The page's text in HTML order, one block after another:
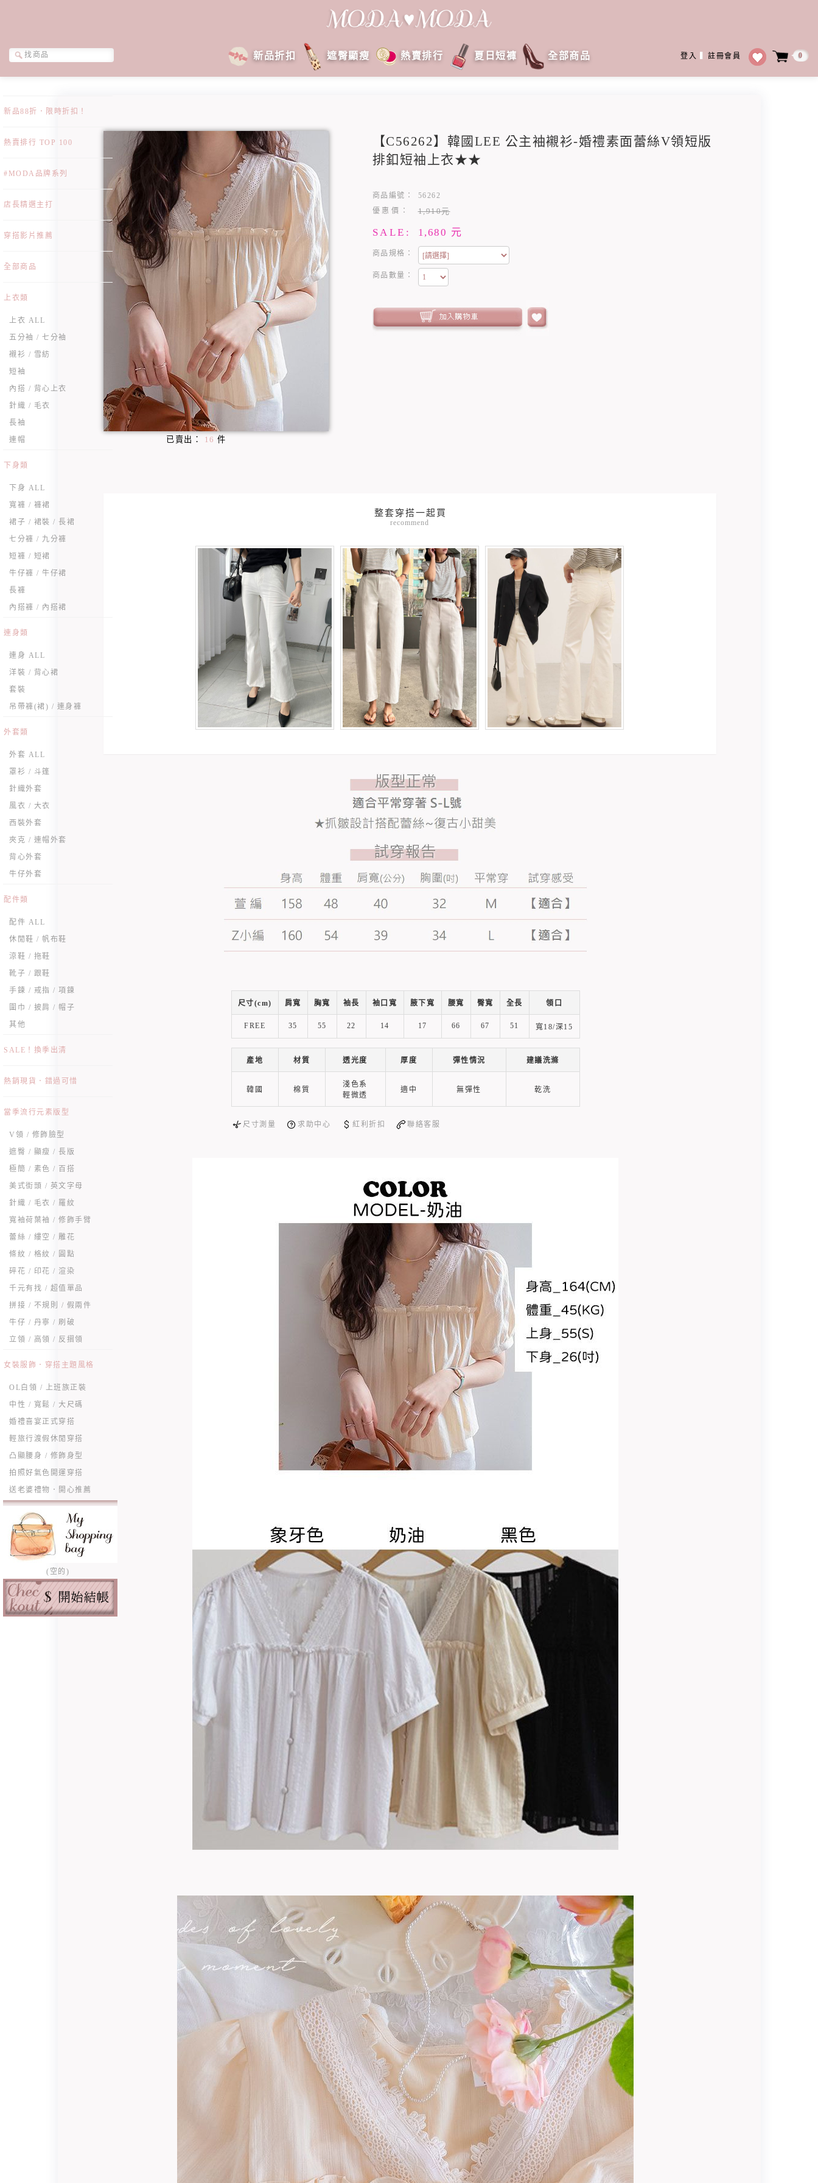
登入 註冊會員 0
新品折扣 遮臀顯瘦 熱賣排行 夏日短褲 全部商品
新品88折．限時折扣！
熱賣排行 TOP 100
#MODA品牌系列
店長精選主打
穿搭影片推薦
全部商品
上衣類
上衣 ALL
五分袖 / 七分袖
襯衫 / 雪紡
短袖
內搭 / 背心上衣
針織 / 毛衣
長袖
連帽
下身類
下身 ALL
寬褲 / 褲裙
裙子 / 裙裝 / 長裙
七分褲 / 九分褲
短褲 / 短裙
牛仔褲 / 牛仔裙
長褲
內搭褲 / 內搭裙
連身類
連身 ALL
洋裝 / 背心裙
套裝
吊帶褲(裙) / 連身褲
外套類
外套 ALL
罩衫 / 斗篷
針織外套
風衣 / 大衣
西裝外套
夾克 / 連帽外套
背心外套
牛仔外套
配件類
配件 ALL
休閒鞋 / 帆布鞋
涼鞋 / 拖鞋
靴子 / 跟鞋
手鍊 / 戒指 / 項鍊
圍巾 / 披肩 / 帽子
其他
SALE！換季出清
熱銷現貨．錯過可惜
當季流行元素版型
V領 / 修飾臉型
遮臀 / 顯瘦 / 長版
極簡 / 素色 / 百搭
美式街頭 / 英文字母
針織 / 毛衣 / 羅紋
寬袖荷葉袖 / 修飾手臂
蕾絲 / 縷空 / 雕花
條紋 / 格紋 / 圓點
碎花 / 印花 / 渲染
千元有找 / 超值單品
拼接 / 不規則 / 假兩件
牛仔 / 丹寧 / 刷破
立領 / 高領 / 反摺領
女裝服飾．穿搭主題風格
OL白領 / 上班族正裝
中性 / 寬鬆 / 大尺碼
婚禮喜宴正式穿搭
輕旅行渡假休閒穿搭
凸顯腰身 / 修飾身型
拍照好氣色開運穿搭
送老婆禮物．開心推薦
(空的)
已賣出： 16 件
【C56262】韓國LEE 公主袖襯衫-婚禮素面蕾絲V領短版
排釦短袖上衣★★
商品編號：
56262
優惠價：
1,910元
SALE: 1,680 元
商品規格：
商品數量：
recommend
尺寸(cm) 肩寬 胸寬 袖長 袖口寬 腋下寬 腰寬 臀寬 全長 領口
FREE 35 55 22 14 17 66 67 51 寬18/深15
產地 材質 透光度 厚度 彈性情況 建議洗滌
韓國 棉質
淺色系
輕微透
適中 無彈性 乾洗
尺寸測量 求助中心 紅利折扣 聯絡客服